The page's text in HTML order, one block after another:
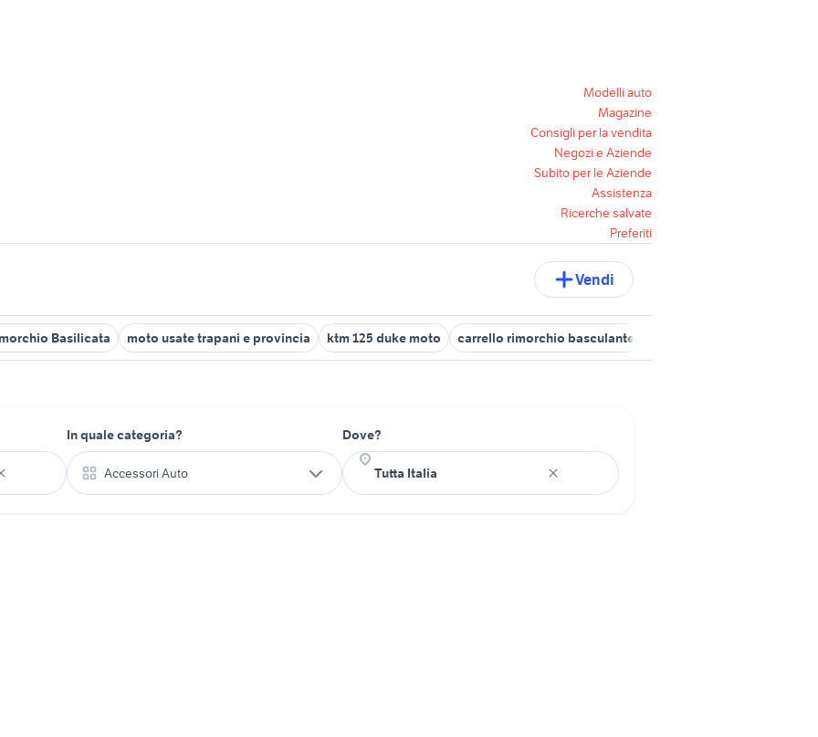
Modelli auto
Magazine
Consigli per la vendita
Negozi e Aziende
Subito per le Aziende
Assistenza
Ricerche salvate
Preferiti
Vendi
Basilicata moto usate trapani e provincia ktm 125 duke moto carrello rimorchio basculante
In quale categoria?
Accessori Auto
Dove?